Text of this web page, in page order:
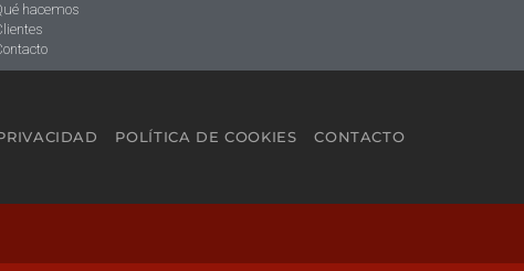
hacemos
POLÍTICA DE COOKIES CONTACTO